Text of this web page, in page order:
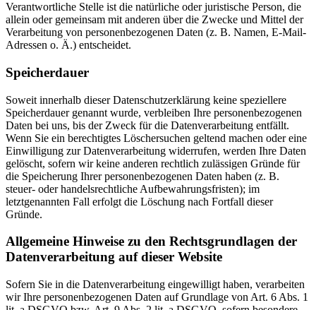
Verantwortliche Stelle ist die natürliche oder juristische Person, die
allein oder gemeinsam mit anderen über die Zwecke und Mittel der
Verarbeitung von personenbezogenen Daten (z. B. Namen, E-Mail-
Adressen o. Ä.) entscheidet.
Speicherdauer
Soweit innerhalb dieser Datenschutzerklärung keine speziellere
Speicherdauer genannt wurde, verbleiben Ihre personenbezogenen
Daten bei uns, bis der Zweck für die Datenverarbeitung entfällt.
Wenn Sie ein berechtigtes Löschersuchen geltend machen oder eine
Einwilligung zur Datenverarbeitung widerrufen, werden Ihre Daten
gelöscht, sofern wir keine anderen rechtlich zulässigen Gründe für
die Speicherung Ihrer personenbezogenen Daten haben (z. B.
steuer- oder handelsrechtliche Aufbewahrungsfristen); im
letztgenannten Fall erfolgt die Löschung nach Fortfall dieser
Gründe.
Allgemeine Hinweise zu den Rechtsgrundlagen der
Datenverarbeitung auf dieser Website
Sofern Sie in die Datenverarbeitung eingewilligt haben, verarbeiten
wir Ihre personenbezogenen Daten auf Grundlage von Art. 6 Abs. 1